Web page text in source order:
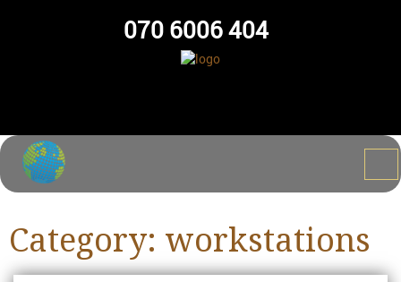
070 6006 404
Category: workstations